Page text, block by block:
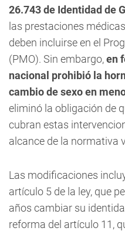
26.743 de Identidad de
las prestaciones
deben incluirse en el
(PMO). Sin embargo,en
nacional prohibió la
cambio de sexo en
eliminó la obligación de
cubran estas
alcance de la normativa
Las modificaciones
artículo 5 de la ley, que
años cambiar su
reforma del artículo 11,